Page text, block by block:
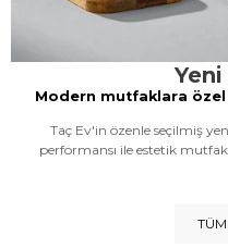
Modern mutfaklara özel
Taç Ev'in özenle seçilmiş
performansı ile estetik